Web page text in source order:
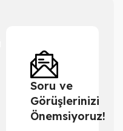
Soru ve
Görüşlerinizi
Önemsiyoruz!